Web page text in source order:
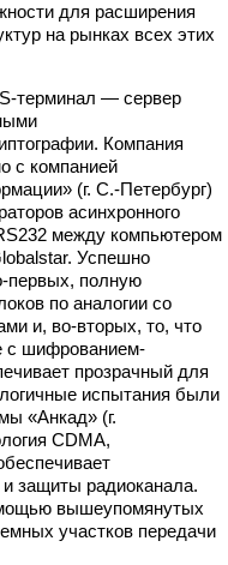
для расширения
на рынках всех этих
терминал — сервер
Компания
с компанией
(г. С.-Петербург)
асинхронного
между компьютером
Успешно
первых, полную
по аналогии со
и, во-вторых, то, что
с шифрованием-
прозрачный для
испытания были
«Анкад» (г.
CDMA,
и защиты радиоканала.
вышеупомянутых
участков передачи